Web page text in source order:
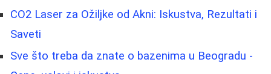
CO2 Laser za Ožiljke od Akni: Iskustva, Rezultati i
Saveti
Sve što treba da znate o bazenima u Beogradu -